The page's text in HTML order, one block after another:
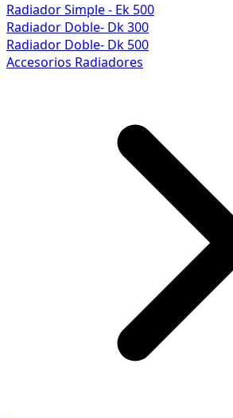
Radiador Simple - Ek 500
Radiador Doble- Dk 300
Radiador Doble- Dk 500
Accesorios Radiadores